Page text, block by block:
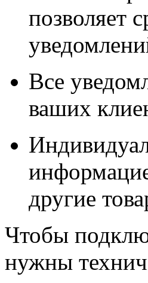
позволяет
Все
ваших
другие
Чтобы
нужны